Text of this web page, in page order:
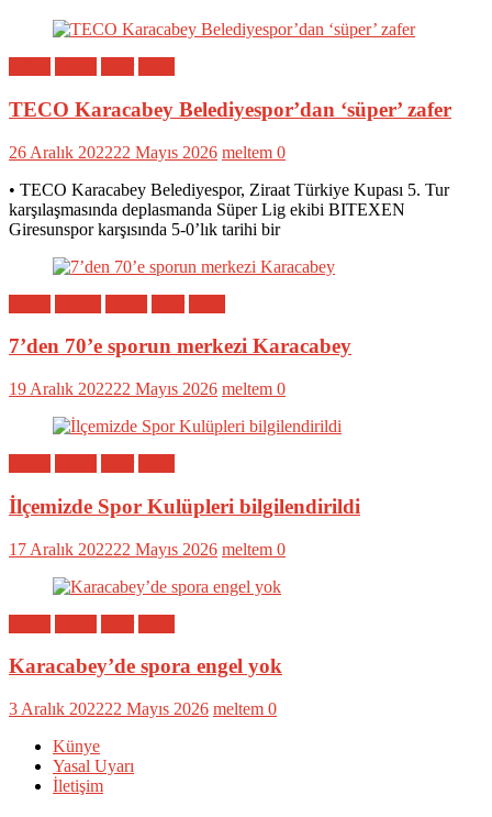
TECO Karacabey Belediyespor’dan ‘süper’ zafer
26 Aralık 202222 Mayıs 2026 meltem 0
• TECO Karacabey Belediyespor, Ziraat Türkiye Kupası 5. Tur
karşılaşmasında deplasmanda Süper Lig ekibi BITEXEN
Giresunspor karşısında 5-0’lık tarihi bir
7’den 70’e sporun merkezi Karacabey
19 Aralık 202222 Mayıs 2026 meltem 0
İlçemizde Spor Kulüpleri bilgilendirildi
17 Aralık 202222 Mayıs 2026 meltem 0
Karacabey’de spora engel yok
3 Aralık 202222 Mayıs 2026 meltem 0
Künye
Yasal Uyarı
İletişim